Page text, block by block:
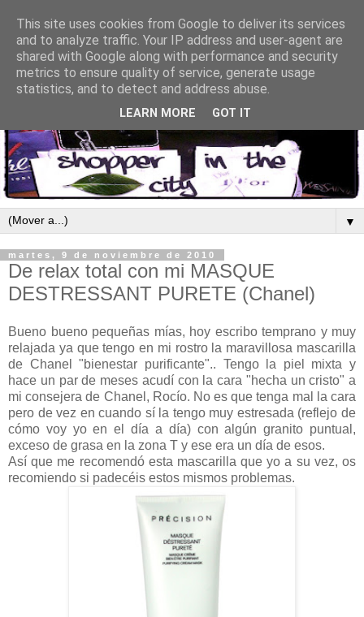
▼
martes, 9 de noviembre de 2010
De relax total con mi MASQUE
DESTRESSANT PURETE (Chanel)
Bueno bueno pequeñas mías, hoy escribo temprano y muy
relajada ya que tengo en mi rostro la maravillosa mascarilla
de Chanel "bienestar purificante".. Tengo la piel mixta y
hace un par de meses acudí con la cara "hecha un cristo" a
mi consejera de Chanel, Rocío. No es que tenga mal la cara
pero de vez en cuando sí la tengo muy estresada (reflejo de
cómo voy yo en el día a día) con algún granito puntual,
exceso de grasa en la zona T y ese era un día de esos.
Así que me recomendó esta mascarilla que yo a su vez, os
recomiendo si padecéis estos mismos problemas.
This site uses cookies from Google to deliver its services
and to analyze traffic. Your IP address and user-agent are
shared with Google along with performance and security
metrics to ensure quality of service, generate usage
statistics, and to detect and address abuse.
LEARN MORE GOT IT